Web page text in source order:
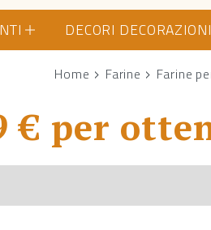
Lo
DECORI DECORAZIONI
Home Farine Farine
€ per